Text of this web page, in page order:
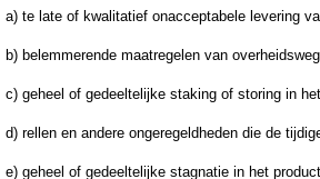
a) te late of kwalitatief onacceptabele levering
b) belemmerende maatregelen van
c) geheel of gedeeltelijke staking of storing in
d) rellen en andere ongeregeldheden die de
e) geheel of gedeeltelijke stagnatie in het